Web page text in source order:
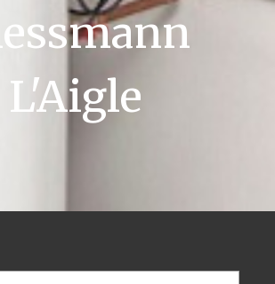
L'Aigle